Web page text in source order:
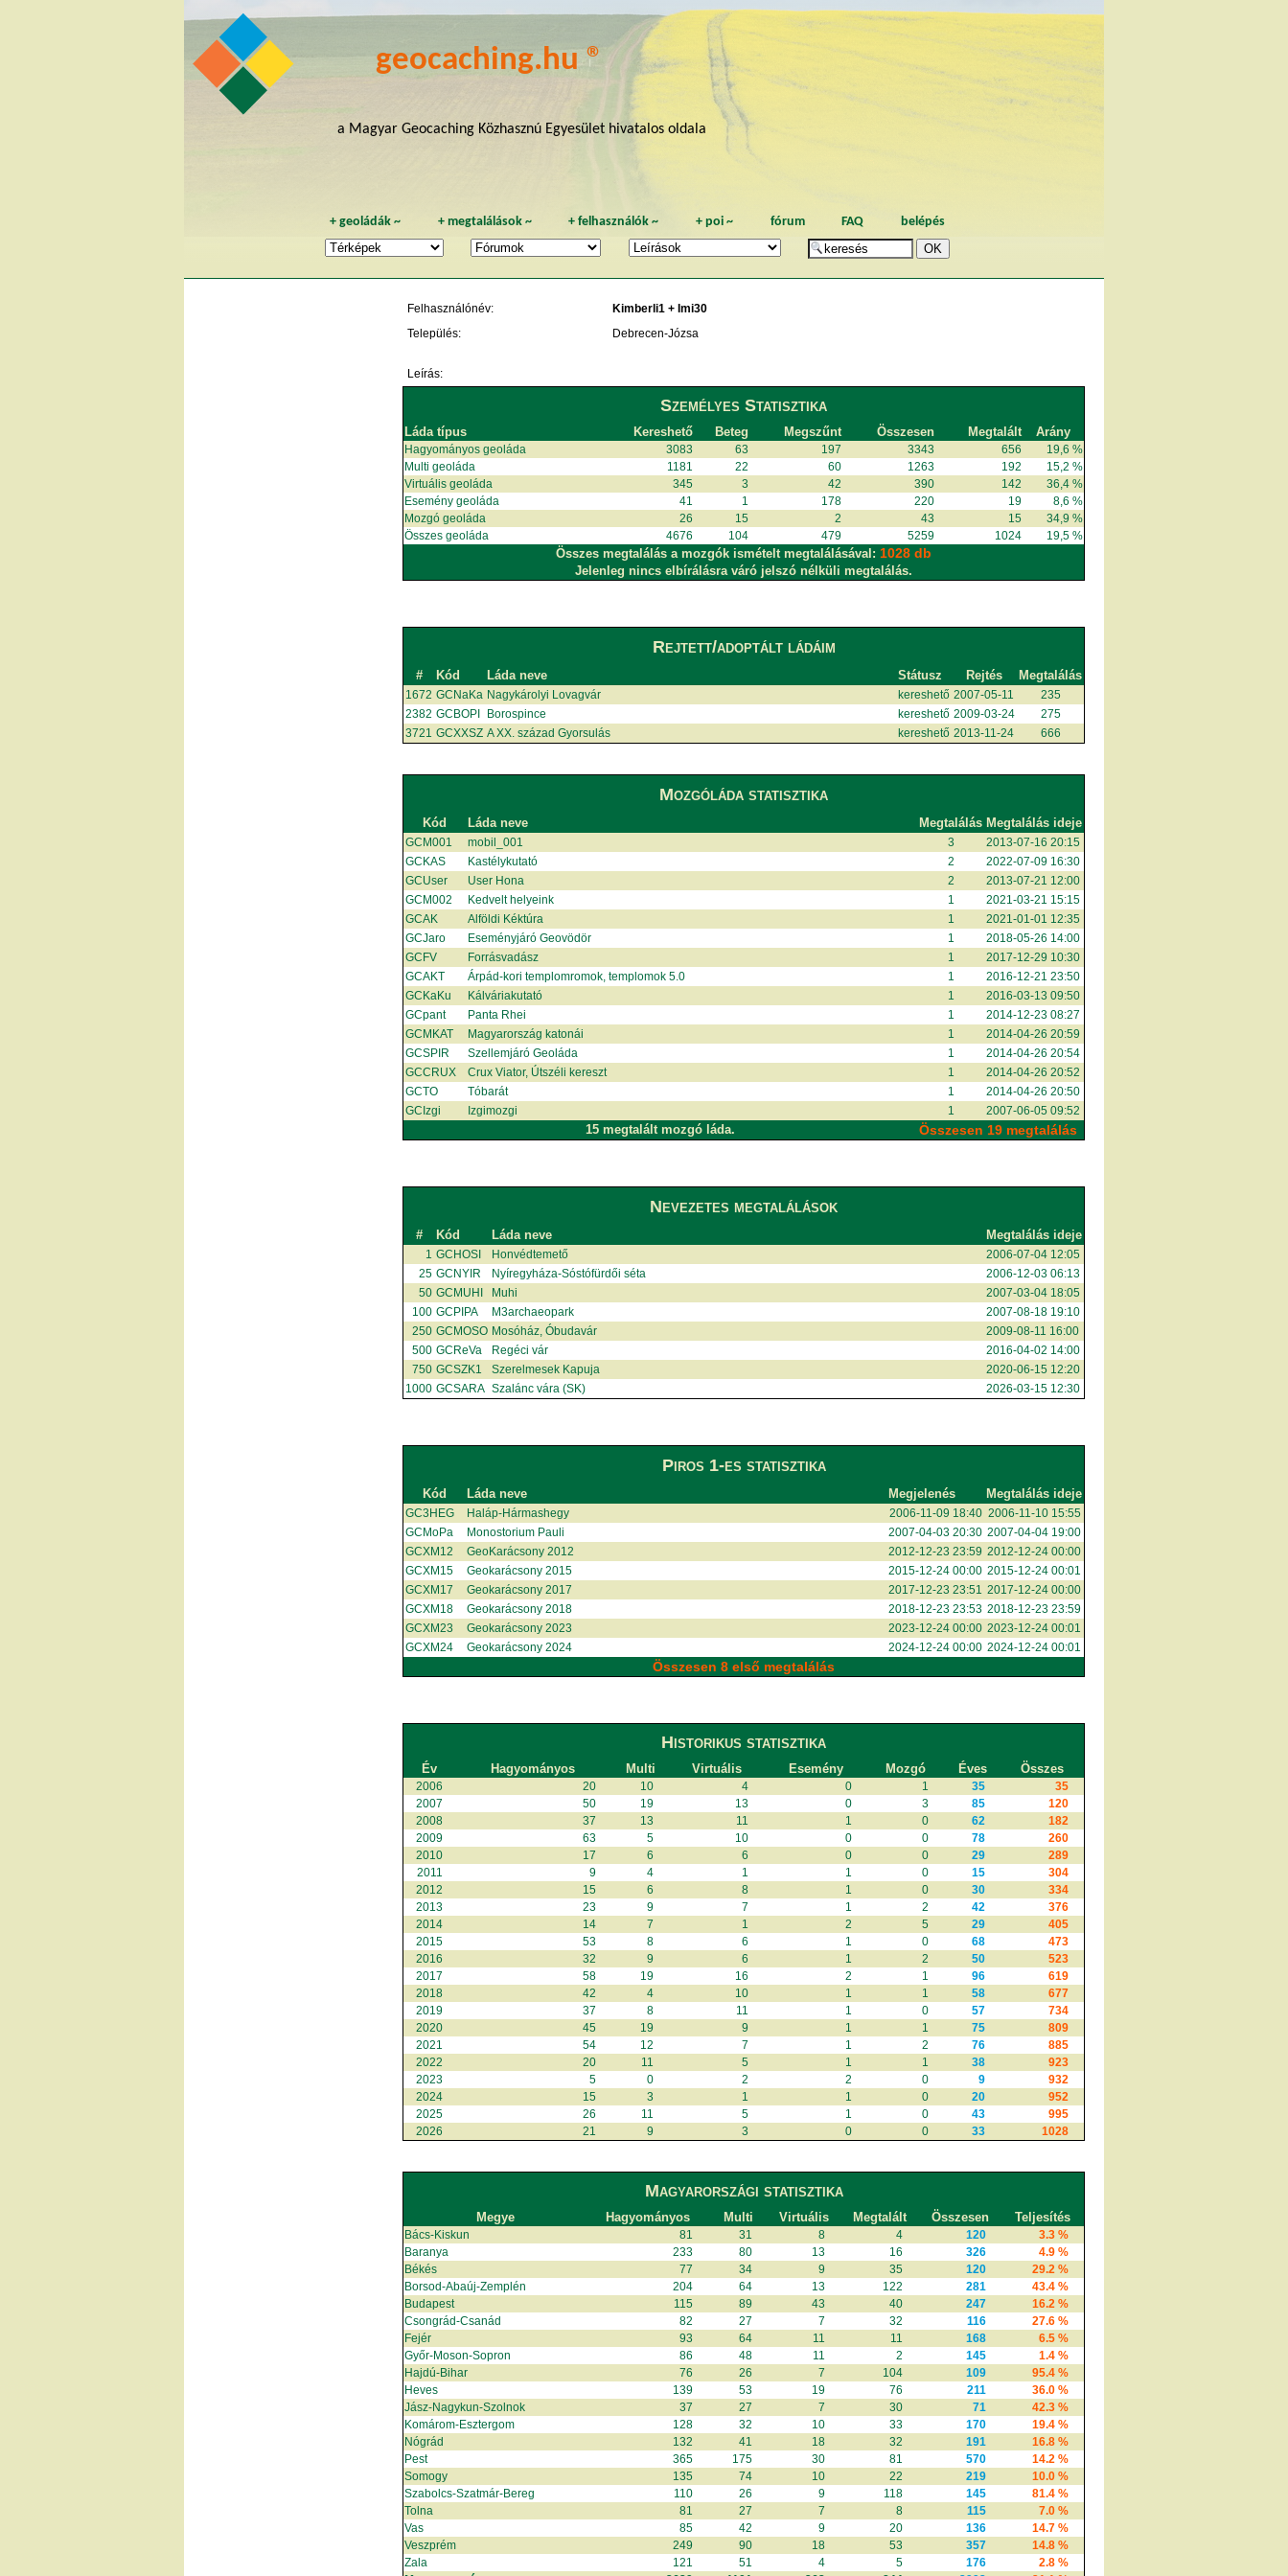
geocaching.hu ®
a Magyar Geocaching Közhasznú Egyesület hivatalos oldala
+geoládák ~ + megtalálások~ +felhasználók ~ + poi~ fórum FAQ belépés
Felhasználónév:
Kimberli1 + Imi30
Település:
Debrecen-Józsa
Leírás:
Személyes Statisztika
Láda típus Kereshető Beteg Megszűnt Összesen Megtalált Arány
Hagyományos geoláda 3083 63 197 3343 656
19,6 %
Multi geoláda
1181 22 60 1263 192
15,2 %
Virtuális geoláda
345 3 42 390 142
36,4 %
Esemény geoláda
41 1 178 220 19
8,6 %
Mozgó geoláda
26 15 2 43 15
34,9 %
Összes geoláda
4676 104 479 5259 1024 19,5 %
Összes megtalálás a mozgók ismételt megtalálásával: 1028 db
Jelenleg nincs elbírálásra váró jelszó nélküli megtalálás.
Rejtett/adoptált ládáim
# Kód Láda neve Státusz Rejtés Megtalálás
1672 GCNaKa Nagykárolyi Lovagvár kereshető 2007-05-11
235
2382 GCBOPI Borospince kereshető 2009-03-24
275
3721 GCXXSZ A XX. század Gyorsulás kereshető 2013-11-24 666
Mozgóláda statisztika
Kód Láda neve Megtalálás Megtalálás ideje
GCM001 mobil_001 3
2013-07-16 20:15
GCKAS
Kastélykutató 2
2022-07-09 16:30
GCUser
User Hona 2
2013-07-21 12:00
GCM002
Kedvelt helyeink 1
2021-03-21 15:15
GCAK
Alföldi Kéktúra 1
2021-01-01 12:35
GCJaro
Eseményjáró Geovödör 1
2018-05-26 14:00
GCFV
Forrásvadász 1
2017-12-29 10:30
GCAKT
Árpád-kori templomromok, templomok 5.0 1
2016-12-21 23:50
GCKaKu
Kálváriakutató 1
2016-03-13 09:50
GCpant
Panta Rhei 1
2014-12-23 08:27
GCMKAT
Magyarország katonái 1
2014-04-26 20:59
GCSPIR
Szellemjáró Geoláda 1
2014-04-26 20:54
GCCRUX
Crux Viator, Útszéli kereszt 1
2014-04-26 20:52
GCTO
Tóbarát 1
2014-04-26 20:50
GCIzgi
Izgimozgi 1 2007-06-05 09:52
15 megtalált mozgó láda. Összesen 19 megtalálás
Nevezetes megtalálások
# Kód Láda neve Megtalálás ideje
1 GCHOSI Honvédtemető
2006-07-04 12:05
25 GCNYIR Nyíregyháza-Sóstófürdői séta
2006-12-03 06:13
50 GCMUHI Muhi
2007-03-04 18:05
100 GCPIPA M3archaeopark
2007-08-18 19:10
250 GCMOSO Mosóház, Óbudavár
2009-08-11 16:00
500 GCReVa Regéci vár
2016-04-02 14:00
750 GCSZK1 Szerelmesek Kapuja
2020-06-15 12:20
1000 GCSARA Szalánc vára (SK) 2026-03-15 12:30
Piros 1-es statisztika
Kód Láda neve Megjelenés Megtalálás ideje
GC3HEG Haláp-Hármashegy 2006-11-09 18:40 2006-11-10 15:55
GCMoPa
Monostorium Pauli 2007-04-03 20:30 2007-04-04 19:00
GCXM12
GeoKarácsony 2012 2012-12-23 23:59 2012-12-24 00:00
GCXM15
Geokarácsony 2015 2015-12-24 00:00 2015-12-24 00:01
GCXM17
Geokarácsony 2017 2017-12-23 23:51 2017-12-24 00:00
GCXM18
Geokarácsony 2018 2018-12-23 23:53 2018-12-23 23:59
GCXM23
Geokarácsony 2023 2023-12-24 00:00 2023-12-24 00:01
GCXM24
Geokarácsony 2024 2024-12-24 00:00 2024-12-24 00:01
Összesen 8 első megtalálás
Historikus statisztika
Év Hagyományos Multi Virtuális Esemény Mozgó Éves Összes
2006 20 10 4 0 1 35
35
2007
50 19 13 0 3 85
120
2008
37 13 11 1 0 62
182
2009
63 5 10 0 0 78
260
2010
17 6 6 0 0 29
289
2011
9 4 1 1 0 15
304
2012
15 6 8 1 0 30
334
2013
23 9 7 1 2 42
376
2014
14 7 1 2 5 29
405
2015
53 8 6 1 0 68
473
2016
32 9 6 1 2 50
523
2017
58 19 16 2 1 96
619
2018
42 4 10 1 1 58
677
2019
37 8 11 1 0 57
734
2020
45 19 9 1 1 75
809
2021
54 12 7 1 2 76
885
2022
20 11 5 1 1 38
923
2023
5 0 2 2 0 9
932
2024
15 3 1 1 0 20
952
2025
26 11 5 1 0 43
995
2026
21 9 3 0 0 33 1028
Magyarországi statisztika
Megye Hagyományos Multi Virtuális Megtalált Összesen Teljesítés
Bács-Kiskun 81 31 8 4 120
3.3 %
Baranya
233 80 13 16 326
4.9 %
Békés
77 34 9 35 120
29.2 %
Borsod-Abaúj-Zemplén
204 64 13 122 281
43.4 %
Budapest
115 89 43 40 247
16.2 %
Csongrád-Csanád
82 27 7 32 116
27.6 %
Fejér
93 64 11 11 168
6.5 %
Győr-Moson-Sopron
86 48 11 2 145
1.4 %
Hajdú-Bihar
76 26 7 104 109
95.4 %
Heves
139 53 19 76 211
36.0 %
Jász-Nagykun-Szolnok
37 27 7 30 71
42.3 %
Komárom-Esztergom
128 32 10 33 170
19.4 %
Nógrád
132 41 18 32 191
16.8 %
Pest
365 175 30 81 570
14.2 %
Somogy
135 74 10 22 219
10.0 %
Szabolcs-Szatmár-Bereg
110 26 9 118 145
81.4 %
Tolna
81 27 7 8 115
7.0 %
Vas
85 42 9 20 136
14.7 %
Veszprém
249 90 18 53 357
14.8 %
Zala
121 51 4 5 176
2.8 %